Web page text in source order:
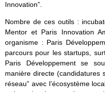
Innovation”.
Nombre de ces outils :
Mentor et Paris Innovation
organisme : Paris
parcours pour les startups,
Paris Développement se
manière directe (candidatures
réseau” avec l’écosystème